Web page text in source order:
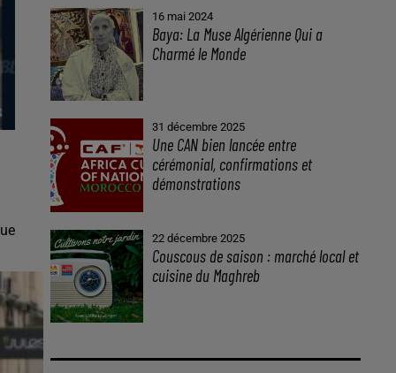
16 mai 2024
Baya: La Muse Algérienne Qui a
Charmé le Monde
31 décembre 2025
Une CAN bien lancée entre
cérémonial, confirmations et
démonstrations
22 décembre 2025
Couscous de saison : marché local et
cuisine du Maghreb